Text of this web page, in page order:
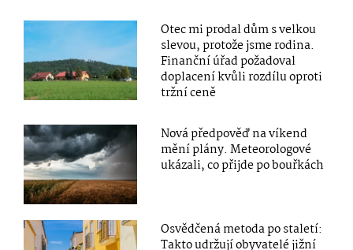
Otec mi prodal dům s velkou
slevou, protože jsme rodina.
Finanční úřad požadoval
doplacení kvůli rozdílu oproti
tržní ceně
Nová předpověď na víkend
mění plány. Meteorologové
ukázali, co přijde po bouřkách
Osvědčená metoda po staletí:
Takto udržují obyvatelé jižní